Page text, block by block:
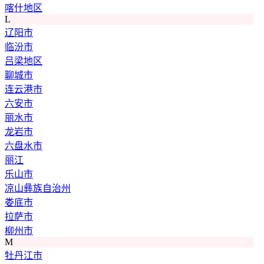
喀什地区
L
辽阳市
临汾市
吕梁地区
聊城市
连云港市
六安市
丽水市
龙岩市
六盘水市
丽江
乐山市
凉山彝族自治州
娄底市
拉萨市
柳州市
M
牡丹江市